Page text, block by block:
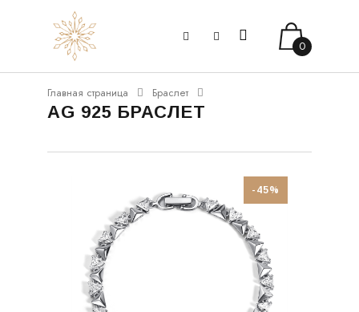
0
Главная страница Браслет
AG 925 БРАСЛЕТ
-45%